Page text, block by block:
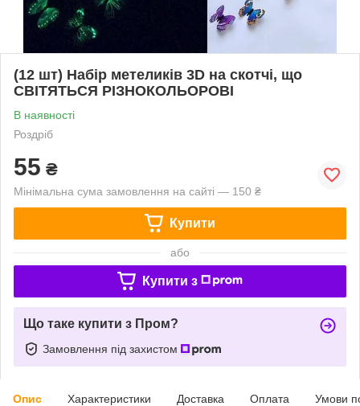
(12 шт) Набір метеликів 3D на скотчі, що
СВІТЯТЬСЯ РІЗНОКОЛЬОРОВІ
В наявності
Роздріб
55 ₴
Мінімальна сума замовлення на сайті — 150 ₴
Купити
або
Купити з
Що таке купити з Пром?
Замовлення під захистом
Опис Характеристики Доставка Оплата Умови